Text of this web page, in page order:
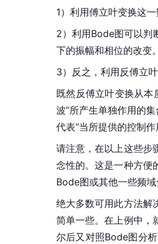
1）利用傅立叶变换这
2）利用Bode图可以判
下的振幅和相位的改变
3）反之，利用反傅立
既然反傅立叶变换从本
波”所产生单独作用的
代表“当所提供的控制
请注意，在以上这些步
念性的。这是一种方便
Bode图或其他一些频
绝大多数可用此方法解
简单一些。在上例中，
尔后又对照Bode图分